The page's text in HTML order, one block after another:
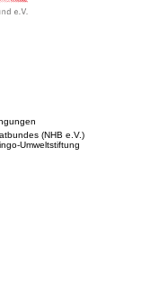
(NHB e.V.)
Umweltstiftung